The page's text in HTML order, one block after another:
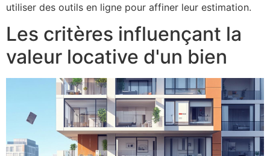
utiliser des outils en ligne pour affiner leur estimation.
Les critères influençant la
valeur locative d'un bien